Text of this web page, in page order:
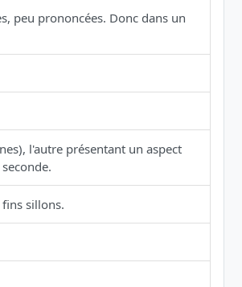
peu prononcées. Donc dans un
l'autre présentant un aspect
sillons.